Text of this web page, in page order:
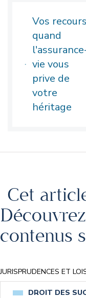
Vos recours
quand
vie vous
prive de
votre
héritage
Cet
contenus
JURISPRUDENCES ET
DROIT DES